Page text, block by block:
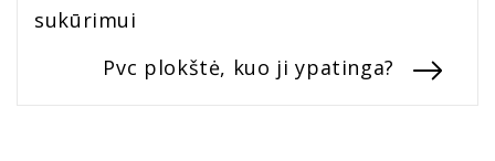
tarp
post:
sukūrimui
Next
Pvc plokštė, kuo ji ypatinga?